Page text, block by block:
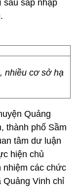
sau sáp nhập
nhiều cơ sở hạ
Quảng
thành phố Sầm
tâm dư luận
hiện chủ
nhiệm các chức
Vinh chỉ